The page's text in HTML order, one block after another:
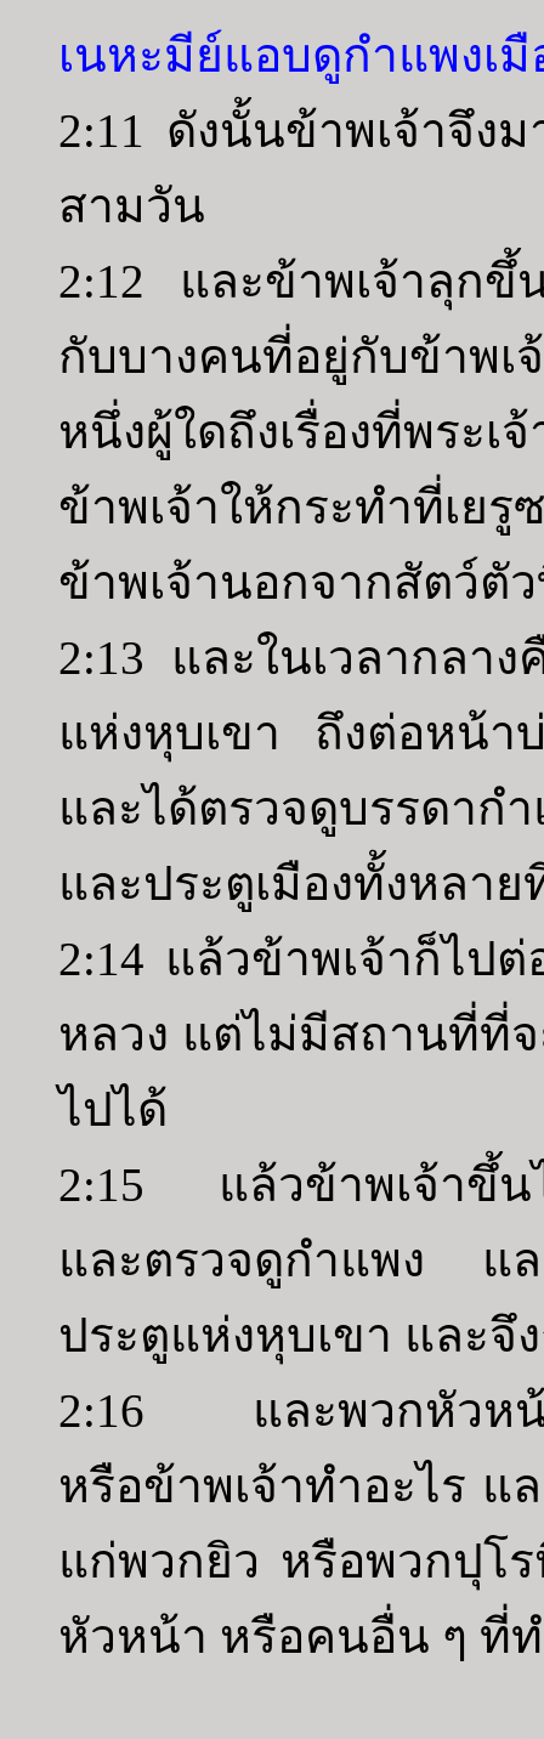
เนหะมีย์แอบดูกำแพงเมื
2:11 ดังนั้นข้าพเจ้าจึง
สามวัน
2:12 และข้าพเจ้าลุกขึ้
กับบางคนที่อยู่กับข้าพ
หนึ่งผู้ใดถึงเรื่องที่พระเ
ข้าพเจ้าให้กระทำที่เย
ข้าพเจ้านอกจากสัตว์ตั
2:13 และในเวลากลา
แห่งหุบเขา ถึงต่อหน้า
และได้ตรวจดูบรรดาก
และประตูเมืองทั้งหลาย
2:14 แล้วข้าพเจ้าก็ไป
หลวง แต่ไม่มีสถานที่ที่
ไปได้
2:15 แล้วข้าพเจ้าขึ้นไ
และตรวจดูกำแพง แ
ประตูแห่งหุบเขา และจึ
2:16 และพวกหัวหน้า
หรือข้าพเจ้าทำอะไร แ
แก่พวกยิว หรือพวกปุโ
หัวหน้า หรือคนอื่น ๆ ที่